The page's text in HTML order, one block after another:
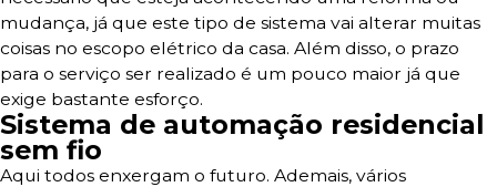
mudança, já que este tipo de sistema vai alterar muitas
coisas no escopo elétrico da casa. Além disso, o prazo
para o serviço ser realizado é um pouco maior já que
exige bastante esforço.
Sistema de automação residencial
sem fio
Aqui todos enxergam o futuro. Ademais, vários